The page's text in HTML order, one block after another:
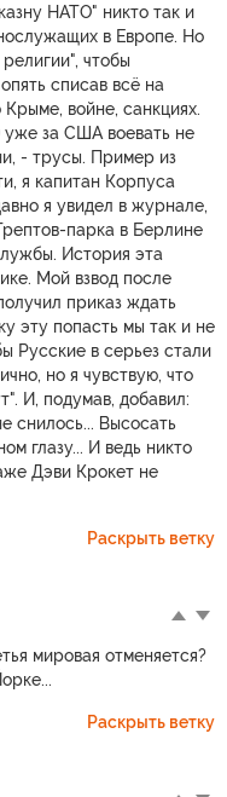
НАТО" никто так и
в Европе. Но
чтобы
списав всё на
Крыме, войне, санкциях.
уже за США воевать не
- трусы. Пример из
я капитан Корпуса
я увидел в журнале,
парка в Берлине
История эта
Мой взвод после
приказ ждать
эту попасть мы так и не
Русские в серьез стали
но я чувствую, что
И, подумав, добавил:
снилось... Высосать
глазу... И ведь никто
Дэви Крокет не
Раскрыть ветку
мировая отменяется?
Раскрыть ветку